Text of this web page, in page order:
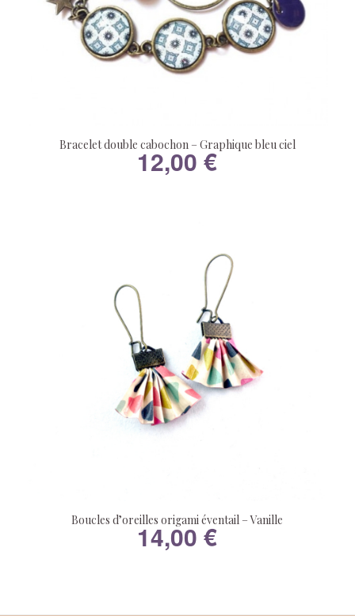
Bracelet double cabochon – Graphique bleu ciel
12,00€
Boucles d’oreilles origami éventail – Vanille
14,00€